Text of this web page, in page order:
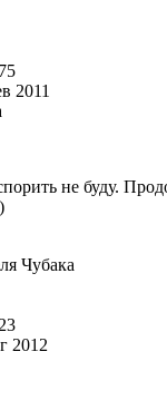
2011
не буду.
2012